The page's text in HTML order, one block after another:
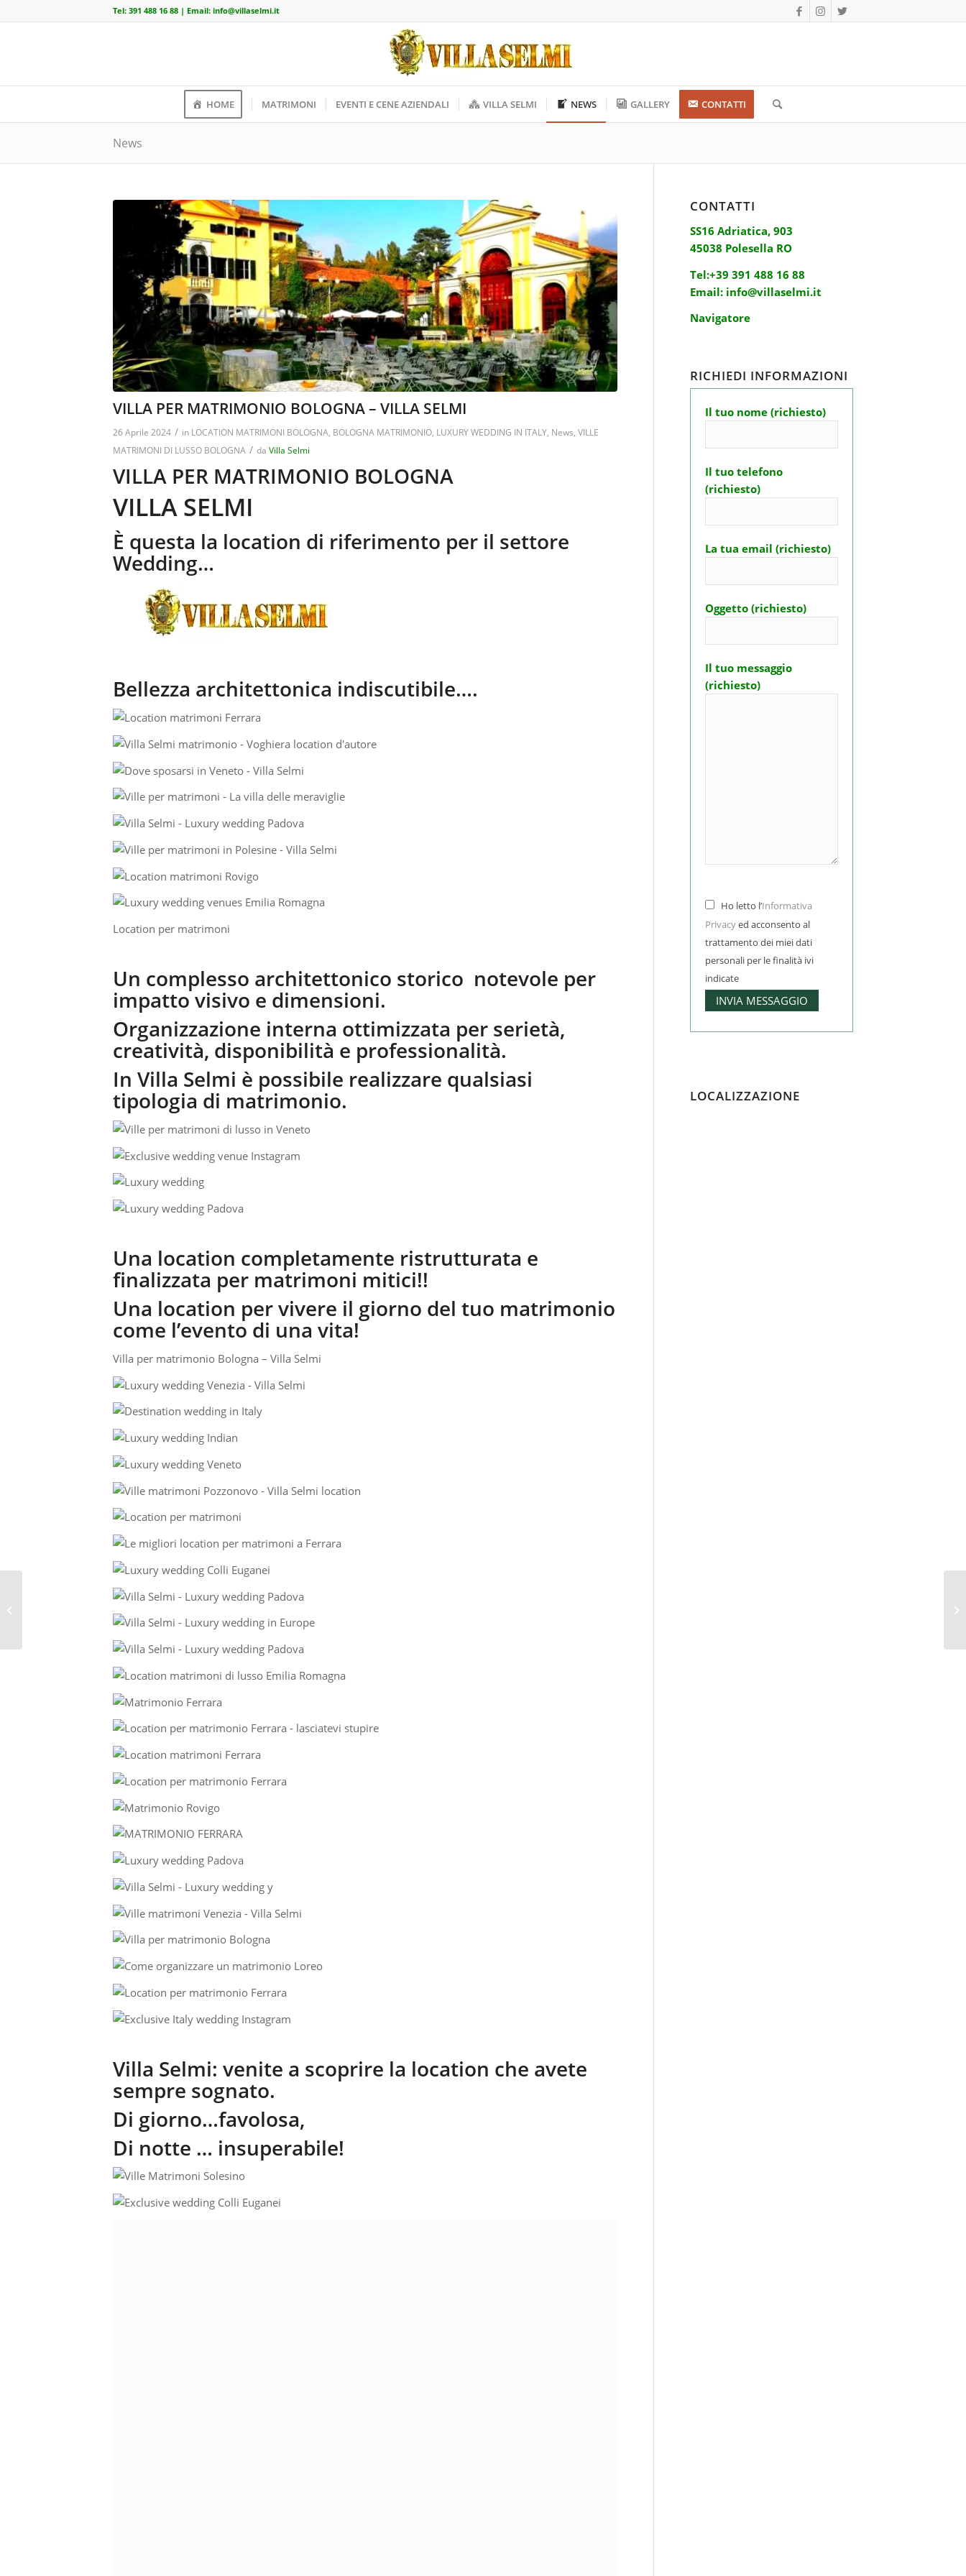
Tel: 391 488 16 88 | Email: info@villaselmi.it
HOME MATRIMONI EVENTI E CENE AZIENDALI VILLA SELMI NEWS GALLERY CONTATTI
News
VILLA PER MATRIMONIO BOLOGNA – VILLA SELMI
26 Aprile 2024 / in LOCATION MATRIMONI BOLOGNA, BOLOGNA MATRIMONIO, LUXURY WEDDING IN ITALY, News, VILLE
MATRIMONI DI LUSSO BOLOGNA / da Villa Selmi
VILLA PER MATRIMONIO BOLOGNA
VILLA SELMI
È questa la location di riferimento per il settore
Wedding…
Bellezza architettonica indiscutibile….
Location per matrimoni
Un complesso architettonico storico notevole per
impatto visivo e dimensioni.
Organizzazione interna ottimizzata per serietà,
creatività, disponibilità e professionalità.
In Villa Selmi è possibile realizzare qualsiasi
tipologia di matrimonio.
Una location completamente ristrutturata e
finalizzata per matrimoni mitici!!
Una location per vivere il giorno del tuo matrimonio
come l’evento di una vita!
Villa per matrimonio Bologna – Villa Selmi
Villa Selmi: venite a scoprire la location che avete
sempre sognato.
Di giorno…favolosa,
Di notte … insuperabile!
CONTATTI
SS16 Adriatica, 903
45038 Polesella RO
Tel:+39 391 488 16 88
Email: info@villaselmi.it
Navigatore
RICHIEDI INFORMAZIONI
Il tuo nome (richiesto)
Il tuo telefono
(richiesto)
La tua email (richiesto)
Oggetto (richiesto)
Il tuo messaggio
(richiesto)
Ho letto l’Informativa
Privacyed acconsento al
trattamento dei miei dati
personali per le finalità ivi
indicate
LOCALIZZAZIONE
VILLE PER MATRIMONI
DI LUSSO IN VENETO